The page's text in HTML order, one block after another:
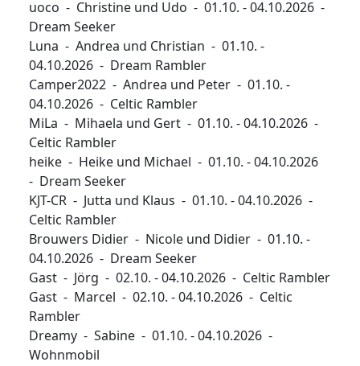
uoco - Christine und Udo - 01.10. - 04.10.2026 -
Dream Seeker
Luna - Andrea und Christian - 01.10. -
04.10.2026 - Dream Rambler
Camper2022 - Andrea und Peter - 01.10. -
04.10.2026 - Celtic Rambler
MiLa - Mihaela und Gert - 01.10. - 04.10.2026 -
Celtic Rambler
heike - Heike und Michael - 01.10. - 04.10.2026
- Dream Seeker
KJT-CR - Jutta und Klaus - 01.10. - 04.10.2026 -
Celtic Rambler
Brouwers Didier - Nicole und Didier - 01.10. -
04.10.2026 - Dream Seeker
Gast - Jörg - 02.10. - 04.10.2026 - Celtic Rambler
Gast - Marcel - 02.10. - 04.10.2026 - Celtic
Rambler
Dreamy - Sabine - 01.10. - 04.10.2026 -
Wohnmobil